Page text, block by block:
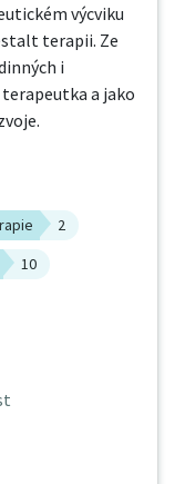
výcviku
terapii. Ze
i
a jako
2
10